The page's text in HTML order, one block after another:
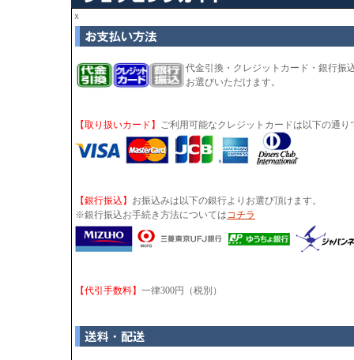
ｘ
代金引換・クレジットカード・銀行振
お選びいただけます。
【取り扱いカード】 ご利用可能なクレジットカードは以下の通り
【銀行振込】 お振込みは以下の銀行よりお選び頂けます。
※銀行振込お手続き方法についてはコチラ
【代引手数料】 一律300円（税別）